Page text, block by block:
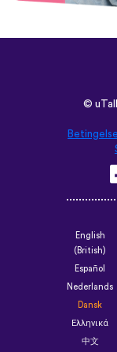
©
English
(British)
Español
Nederlands
Dansk
Ελληνικά
中文